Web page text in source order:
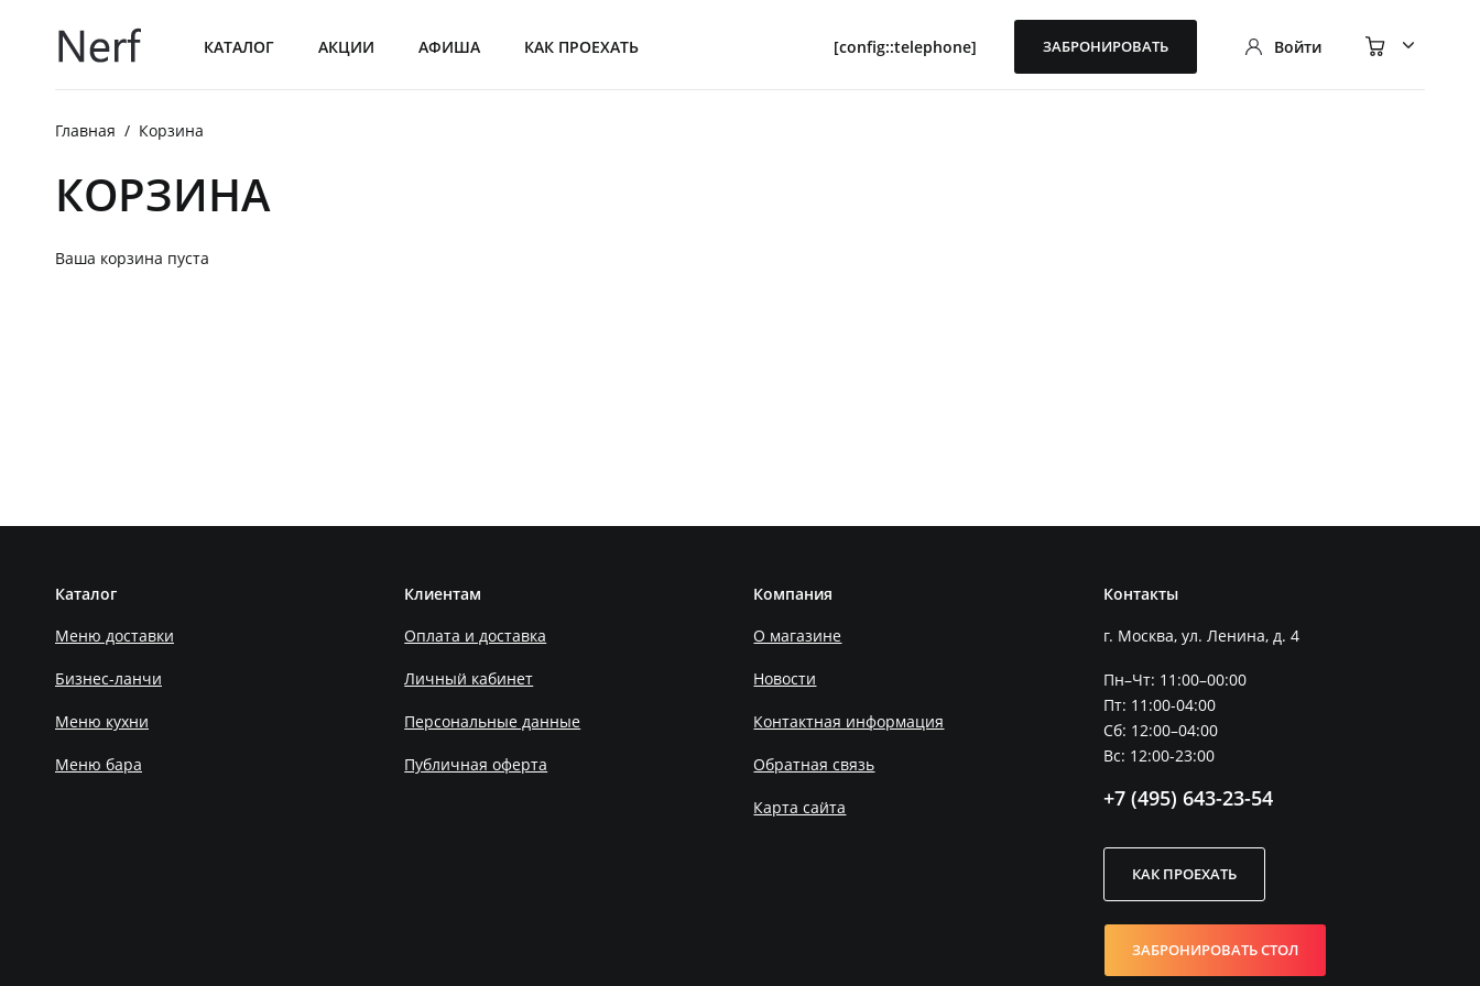
КАТАЛОГ
МЕНЮ КУХНИ
АКЦИИ АФИША КАК ПРОЕХАТЬ [config::telephone] ЗАБРОНИРОВАТЬ Войти
Главная / Корзина
КОРЗИНА
Ваша корзина пуста
Каталог
Меню доставки
Бизнес-ланчи
Меню кухни
Меню бара
Клиентам
Оплата и доставка
Личный кабинет
Персональные данные
Публичная оферта
Компания
О магазине
Новости
Контактная информация
Обратная связь
Карта сайта
Контакты
г. Москва, ул. Ленина, д. 4
Пн–Чт: 11:00–00:00
Пт: 11:00-04:00
Сб: 12:00–04:00
Вс: 12:00-23:00
+7 (495) 643-23-54
КАК ПРОЕХАТЬ
ЗАБРОНИРОВАТЬ СТОЛ